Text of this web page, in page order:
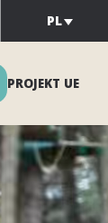
PL
PROJEKT UE